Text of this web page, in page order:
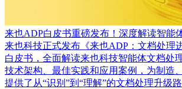
来也ADP白皮书重磅发布！深度解读智能
来也科技正式发布《来也ADP：文档处理
白皮书，全面解读来也科技智能体文档处
技术架构、最佳实践和应用案例，为制造
提供了从“识别”到“理解”的文档处理升级